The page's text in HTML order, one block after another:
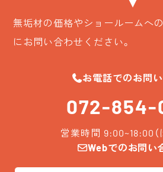
無垢材の価格やショールームへ
にお問い合わせください。
お電話でのお問
072-854-
営業時間 9:00~18:00（
Webでのお問い